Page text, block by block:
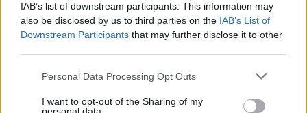
IAB’s list of downstream participants. This information may
also be disclosed by us to third parties on the IAB’s List of
Downstream Participants that may further disclose it to other
Please note that this website/app uses one or more Google
not limited to your visit or usage behaviour. You may click to
Personal Data Processing Opt Outs
I want to opt-out of the Sharing of my